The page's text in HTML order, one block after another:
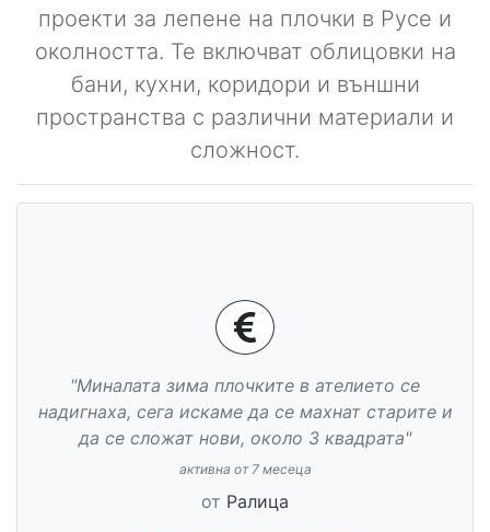
проекти за лепене на плочки в Русе и
околността. Те включват облицовки на
бани, кухни, коридори и външни
пространства с различни материали и
сложност.
"Миналата зима плочките в ателието се
надигнаха, сега искаме да се махнат старите и
да се сложат нови, около 3 квадрата"
активна от 7 месеца
от Ралица